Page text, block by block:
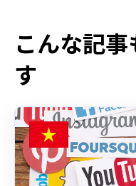
こんな記
す